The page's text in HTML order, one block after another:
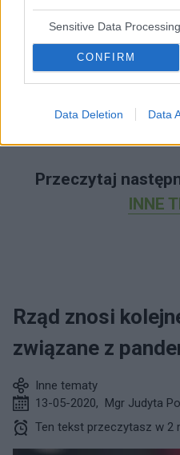
Sensitive Data
CONFIRM
Data Deletion Data
Przeczytaj
INNE
Rząd znosi
związane z
Inne tematy
13-05-2020, Mgr Judyta
Ten tekst przeczytasz w 2